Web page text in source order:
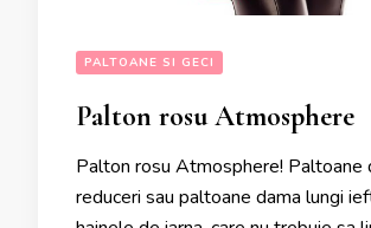
PALTOANE SI GECI
Palton rosu Atmosphere
Palton rosu Atmosphere! Paltoane
reduceri sau paltoane dama lungi